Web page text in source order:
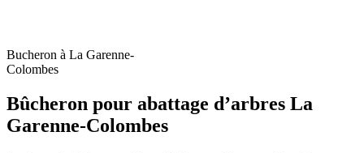
Bucheron à La Garenne-
Colombes
Bûcheron pour abattage d’arbres La
Garenne-Colombes